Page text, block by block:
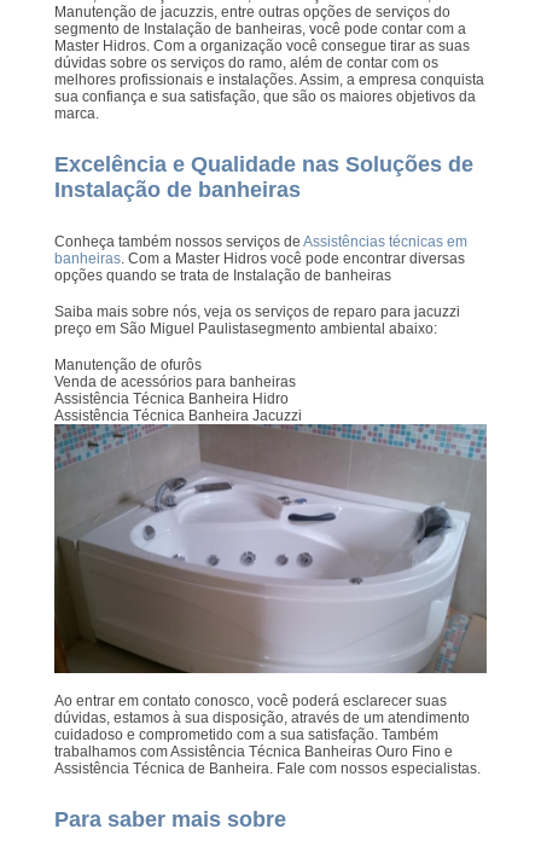
Manutenção de jacuzzis, entre outras opções de serviços do
segmento de Instalação de banheiras, você pode contar com a
Master Hidros. Com a organização você consegue tirar as suas
dúvidas sobre os serviços do ramo, além de contar com os
melhores profissionais e instalações. Assim, a empresa conquista
sua confiança e sua satisfação, que são os maiores objetivos da
marca.
Excelência e Qualidade nas Soluções de
Instalação de banheiras
Conheça também nossos serviços de Assistências técnicas em
banheiras. Com a Master Hidros você pode encontrar diversas
opções quando se trata de Instalação de banheiras
Saiba mais sobre nós, veja os serviços de reparo para jacuzzi
preço em São Miguel Paulistasegmento ambiental abaixo:
Manutenção de ofurôs
Venda de acessórios para banheiras
Assistência Técnica Banheira Hidro
Assistência Técnica Banheira Jacuzzi
Ao entrar em contato conosco, você poderá esclarecer suas
dúvidas, estamos à sua disposição, através de um atendimento
cuidadoso e comprometido com a sua satisfação. Também
trabalhamos com Assistência Técnica Banheiras Ouro Fino e
Assistência Técnica de Banheira. Fale com nossos especialistas.
Para saber mais sobre